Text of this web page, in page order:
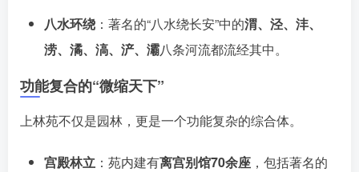
八水环绕 ：著名的“八水绕长安”中的渭、泾、沣、
涝、潏、滈、浐、灞八条河流都流经其中。
功能复合的“微缩天下”
上林苑不仅是园林，更是一个功能复杂的综合体。
宫殿林立 ：苑内建有离宫别馆70余座 ，包括著名的